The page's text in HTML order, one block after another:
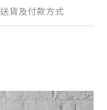
送貨及付款方式